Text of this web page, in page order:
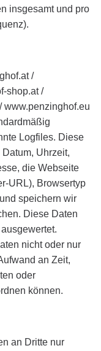
insgesamt und pro
/
shop.at /
www.penzinghof.eu
Logfiles. Diese
Uhrzeit,
die Webseite
URL), Browsertyp
speichern wir
Diese Daten
nicht oder nur
an Zeit,
oder
können.
an Dritte nur